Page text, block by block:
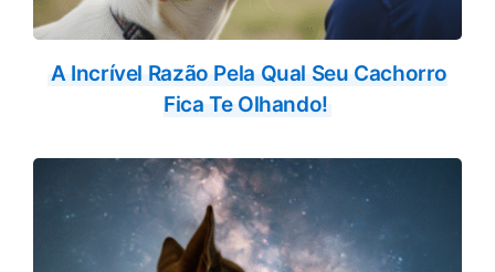
A Incrível Razão Pela Qual Seu Cachorro
Fica Te Olhando!